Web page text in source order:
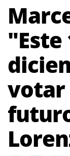
"Este
votar